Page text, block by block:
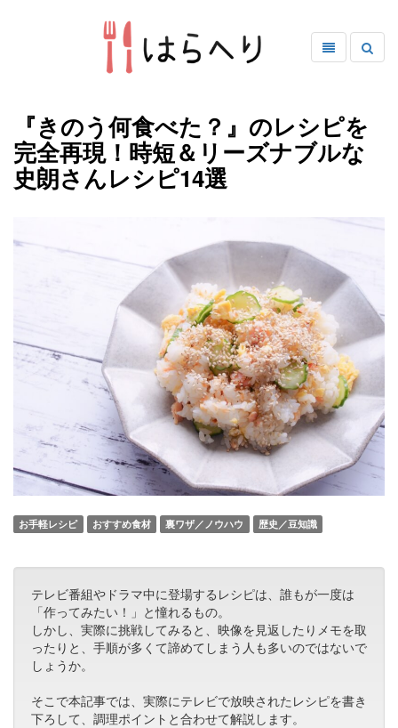
『きのう何食べた？』のレシピを
完全再現！時短＆リーズナブルな
史朗さんレシピ14選
お手軽レシピ おすすめ食材 裏ワザ／ノウハウ 歴史／豆知識
テレビ番組やドラマ中に登場するレシピは、誰もが一度は
「作ってみたい！」と憧れるもの。
しかし、実際に挑戦してみると、映像を見返したりメモを取
ったりと、手順が多くて諦めてしまう人も多いのではないで
しょうか。
そこで本記事では、実際にテレビで放映されたレシピを書き
下ろして、調理ポイントと合わせて解説します。